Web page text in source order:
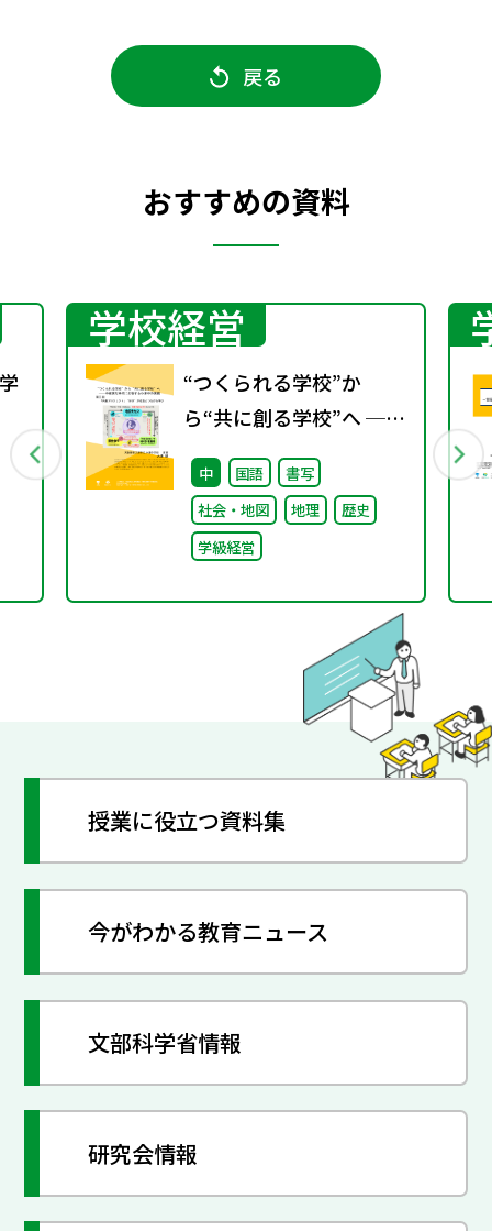
戻る
おすすめの資料
学校経営
“つくられる学校”か
ら“共に創る学校”へ ──
不確実な時代に応答する
小津中の実践 第三回
「共創プロジェク
ト」“好き”が社会とつな
中 国語
書写
社会・地図
地理
歴史
学級経営
授業に役立つ資料集
今がわかる教育ニュース
文部科学省情報
研究会情報